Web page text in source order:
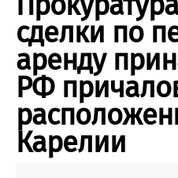
События
Пресс-релизы
Порты
Рыболовство
ВМФ
Образование
Яхты и катера
Еще
Судостроение
Пульс
сделки по
аренду
РФ
Карелии